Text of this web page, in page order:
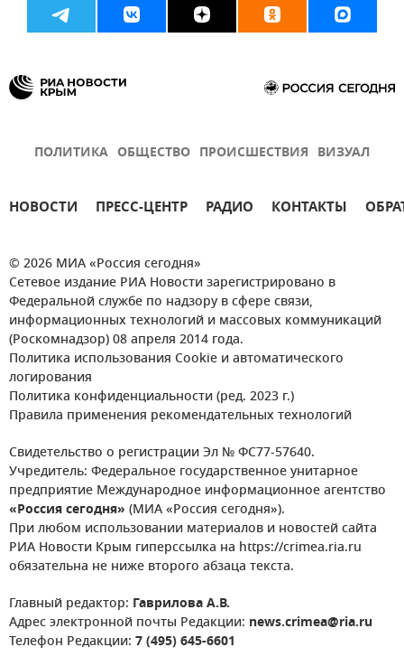
ПОЛИТИКА ОБЩЕСТВО ПРОИСШЕСТВИЯ ВИЗУАЛ
НОВОСТИ ПРЕСС-ЦЕНТР РАДИО КОНТАКТЫ
© 2026 МИА «Россия сегодня»
Сетевое издание РИА Новости зарегистрировано в
Федеральной службе по надзору в сфере связи,
информационных технологий и массовых коммуникаций
(Роскомнадзор) 08 апреля 2014 года.
Политика использования Cookie и автоматического
логирования
Политика конфиденциальности (ред. 2023 г.)
Правила применения рекомендательных технологий
Свидетельство о регистрации Эл № ФС77-57640.
Учредитель: Федеральное государственное унитарное
предприятие Международное информационное агентство
«Россия сегодня» (МИА «Россия сегодня»).
При любом использовании материалов и новостей сайта
РИА Новости Крым гиперссылка на https://crimea.ria.ru
обязательна не ниже второго абзаца текста.
Главный редактор: Гаврилова А.В.
Адрес электронной почты Редакции: news.crimea@ria.ru
Телефон Редакции: 7 (495) 645-6601